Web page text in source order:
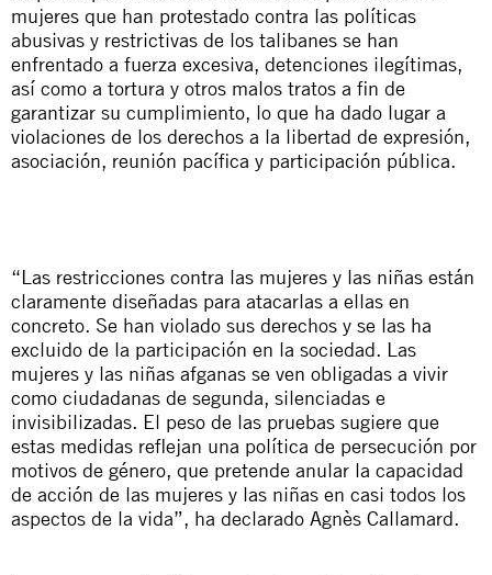
mujeres que han protestado contra las políticas
abusivas y restrictivas de los talibanes se han
enfrentado a fuerza excesiva, detenciones ilegítimas,
así como a tortura y otros malos tratos a fin de
garantizar su cumplimiento, lo que ha dado lugar a
violaciones de los derechos a la libertad de expresión,
asociación, reunión pacífica y participación pública.
“Las restricciones contra las mujeres y las niñas están
claramente diseñadas para atacarlas a ellas en
concreto. Se han violado sus derechos y se las ha
excluido de la participación en la sociedad. Las
mujeres y las niñas afganas se ven obligadas a vivir
como ciudadanas de segunda, silenciadas e
invisibilizadas. El peso de las pruebas sugiere que
estas medidas reflejan una política de persecución por
motivos de género, que pretende anular la capacidad
de acción de las mujeres y las niñas en casi todos los
aspectos de la vida”, ha declarado Agnès Callamard.